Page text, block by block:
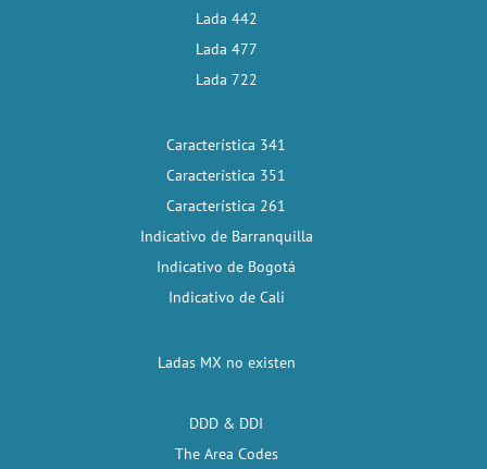
Lada 442
Lada 477
Lada 722
Característica 341
Característica 351
Característica 261
Indicativo de Barranquilla
Indicativo de Bogotá
Indicativo de Cali
Ladas MX no existen
DDD & DDI
The Area Codes